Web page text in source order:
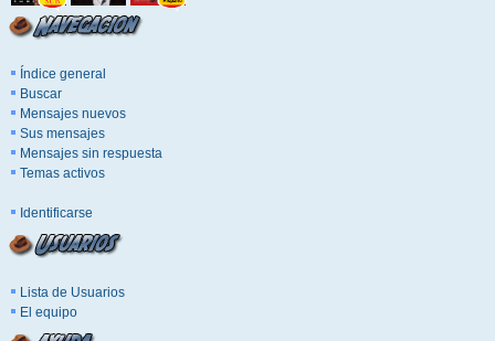
Índice general
Buscar
Mensajes nuevos
Sus mensajes
Mensajes sin respuesta
Temas activos
Identificarse
Lista de Usuarios
El equipo